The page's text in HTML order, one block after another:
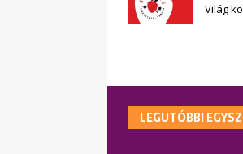
Világ
LEGUTÓBBI